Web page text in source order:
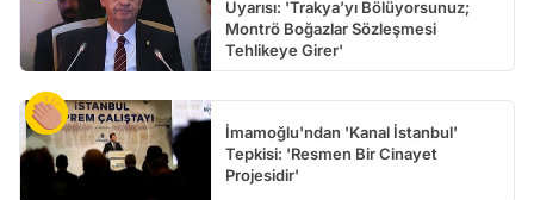
Uyarısı: 'Trakya’yı Bölüyorsunuz;
Montrö Boğazlar Sözleşmesi
Tehlikeye Girer'
İmamoğlu'ndan 'Kanal İstanbul'
Tepkisi: 'Resmen Bir Cinayet
Projesidir'